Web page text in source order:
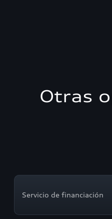
Otras
Servicio de financiación